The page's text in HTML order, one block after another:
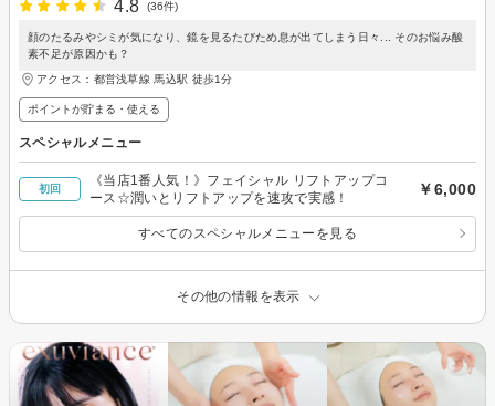
4.8
(36件)
顔のたるみやシミが気になり、鏡を見るたびため息が出てしまう日々... そのお悩み酸
素不足が原因かも？
アクセス：都営浅草線 馬込駅 徒歩1分
ポイントが貯まる・使える
スペシャルメニュー
初回
《当店1番人気！》フェイシャル リフトアップコ
ース☆潤いとリフトアップを速攻で実感！
￥6,000
すべてのスペシャルメニューを見る
その他の情報を表示